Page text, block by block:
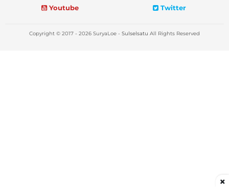
Youtube
Twitter
Copyright © 2017 - 2026 SuryaLoe - Sulselsatu All Rights Reserved
×